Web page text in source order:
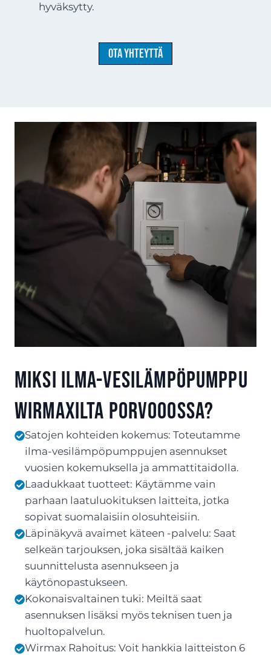
hyväksytty.
Ota yhteyttä
Miksi ilma-vesilämpöpumppu
Wirmaxilta Porvooossa?
Satojen kohteiden kokemus: Toteutamme
ilma-vesilämpöpumppujen asennukset
vuosien kokemuksella ja ammattitaidolla.
Laadukkaat tuotteet: Käytämme vain
parhaan laatuluokituksen laitteita, jotka
sopivat suomalaisiin olosuhteisiin.
Läpinäkyvä avaimet käteen -palvelu: Saat
selkeän tarjouksen, joka sisältää kaiken
suunnittelusta asennukseen ja
käytönopastukseen.
Kokonaisvaltainen tuki: Meiltä saat
asennuksen lisäksi myös teknisen tuen ja
huoltopalvelun.
Wirmax Rahoitus: Voit hankkia laitteiston 6